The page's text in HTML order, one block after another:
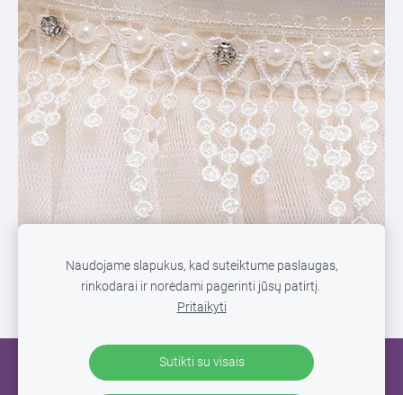
SLAPUKAI
Naudojame slapukus, kad suteiktume paslaugas,
rinkodarai ir norėdami pagerinti jūsų patirtį.
Pritaikyti
Sutikti su visais